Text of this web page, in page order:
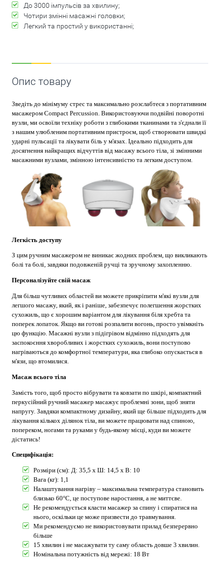
До 3000 імпульсів за хвилину;
Чотири змінні масажні головки;
Легкий та простий у використанні;
Опис товару
Зведіть до мінімуму стрес та максимально розслабтеся з портативним
масажером Compact Percussion. Використовуючи подвійні поворотні
вузли, ми освоїли техніку роботи з глибокими тканинами та з'єднали її
з нашим улюбленим портативним пристроєм, щоб створювати швидкі
ударні пульсації та лікувати біль у м'язах. Ідеально підходить для
досягнення найкращих відчуттів від масажу всього тіла, зі змінними
масажними вузлами, змінною інтенсивністю та легким доступом.
Легкість доступу
З цим ручним масажером не виникає жодних проблем, що викликають
болі та болі, завдяки подовженій ручці та зручному захопленню.
Персоналізуйте свій масаж
Для більш чутливих областей ви можете прикріпити м'які вузли для
легшого масажу, який, як і раніше, забезпечує полегшення жорстких
сухожиль, що є хорошим варіантом для лікування біля хребта та
поперек лопаток. Якщо ви готові розпалити вогонь, просто увімкніть
цю функцію. Масажні вузли з підігрівом відмінно підходять для
заспокоєння хворобливих і жорстких сухожиль, вони поступово
нагріваються до комфортної температури, яка глибоко опускається в
м'язи, що втомилися.
Масаж всього тіла
Замість того, щоб просто вібрувати та ковзати по шкірі, компактний
перкусійний ручний масажер масажує проблемні зони, щоб зняти
напругу. Завдяки компактному дизайну, який ще більше підходить для
лікування кількох ділянок тіла, ви можете працювати над спиною,
попереком, ногами та руками у будь-якому місці, куди ви можете
дістатись!
Специфікація:
Розміри (см): Д: 35,5 x Ш: 14,5 x В: 10
Вага (кг): 1,1
Налаштування нагріву – максимальна температура становить
близько 60°C, це поступове наростання, а не миттєве.
Не рекомендується класти масажер за спину і спиратися на
нього, оскільки це може призвести до травмування.
Ми рекомендуємо не використовувати прилад безперервно
більше
15 хвилин і не масажувати ту саму область довше 3 хвилин.
Номінальна потужність від мережі: 18 Вт